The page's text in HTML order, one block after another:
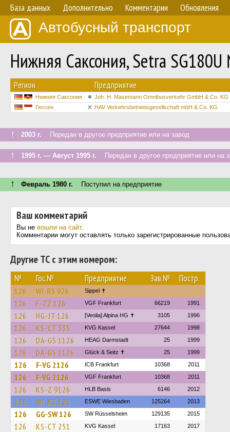
База данных Дополнительно Комментарии Обновления
Автобусный транспорт
Нижняя Саксония, Setra
Регион Предприятие
Нижняя Саксония
Joh. H. Masemann Omnibusverkehr GmbH & Co. KG
Гессен
HAV Verkehrsbetriebsgesellschaft mbH & Co. KG
↑ 2003 г. Передан в другое предприятие или на завод
↑ 1995 г. — Август 1995 г. Передан в другое предприятие или на
↑ Февраль 1980 г. Поступил на предприятие
Ваш комментарий
Вы не вошли на сайт.
Комментарии могут оставлять только зарегистрированные
Другие ТС с этим номером:
№ Гос.№ Предприятие Зав.№ Постр.
126 WI-RS 926 Sippel ✝︎
126 F-ZZ 126 VGF Frankfurt 66219 1991
126 HG-JT 126 [Veolia] Alpina HG ✝ 3105 1996
126 KS-CT 335 KVG Kassel 27644 1998
126 DA-GS 1126 HEAG Darmstadt 25 1999
126 DA-GS 1126 Glück & Seitz ✝ 25 1999
126 F-VG 2126 ICB Frankfurt 10368 2011
126 F-VG 2126 VGF Frankfurt 10368 2011
126 KS-Z 9126 HLB Basis 6146 2012
126 WI-XZ 126 ESWE Wiesbaden 125264 2013
126 GG-SW 126 SW Rüsselsheim 129135 2015
126 KS-CT 251 KVG Kassel 17163 2017